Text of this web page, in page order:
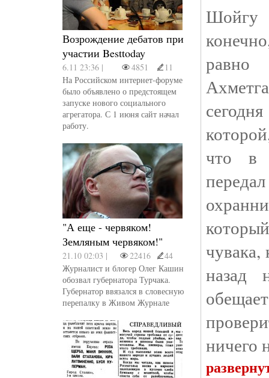
Возрождение дебатов при
участии Besttoday
6.11 23:36 | 4851
11
На Российском интернет-форуме
было объявлено о предстоящем
запуске нового социального
агрегатора. С 1 июня сайт начал
работу.
"А еще - червяком!
Земляным червяком!"
21.10 02:03 | 22416
44
Журналист и блогер Олег Кашин
обозвал губернатора Турчака.
Губернатор ввязался в словесную
перепалку в Живом Журнале
что в
чувака,
назад
ничего